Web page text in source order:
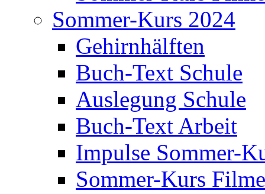
Sommer-Kurs 2024
Gehirnhälften
Buch-Text Schule
Auslegung Schule
Buch-Text Arbeit
Impulse Sommer-
Sommer-Kurs Filme